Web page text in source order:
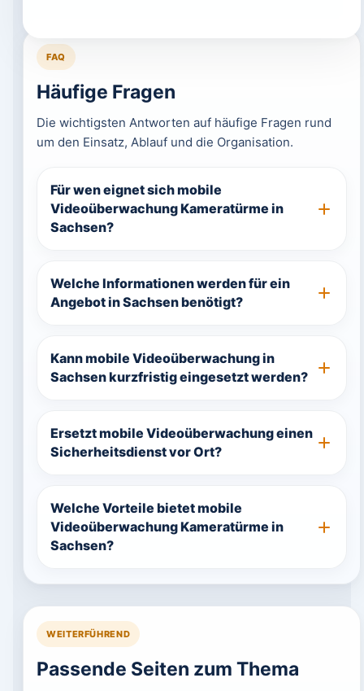
FAQ
Häufige Fragen
Die wichtigsten Antworten auf häufige Fragen rund
um den Einsatz, Ablauf und die Organisation.
Für wen eignet sich mobile
Videoüberwachung Kameratürme in
Sachsen?
Welche Informationen werden für ein
Angebot in Sachsen benötigt?
Kann mobile Videoüberwachung in
Sachsen kurzfristig eingesetzt werden?
Ersetzt mobile Videoüberwachung einen
Sicherheitsdienst vor Ort?
Welche Vorteile bietet mobile
Videoüberwachung Kameratürme in
Sachsen?
WEITERFÜHREND
Passende Seiten zum Thema